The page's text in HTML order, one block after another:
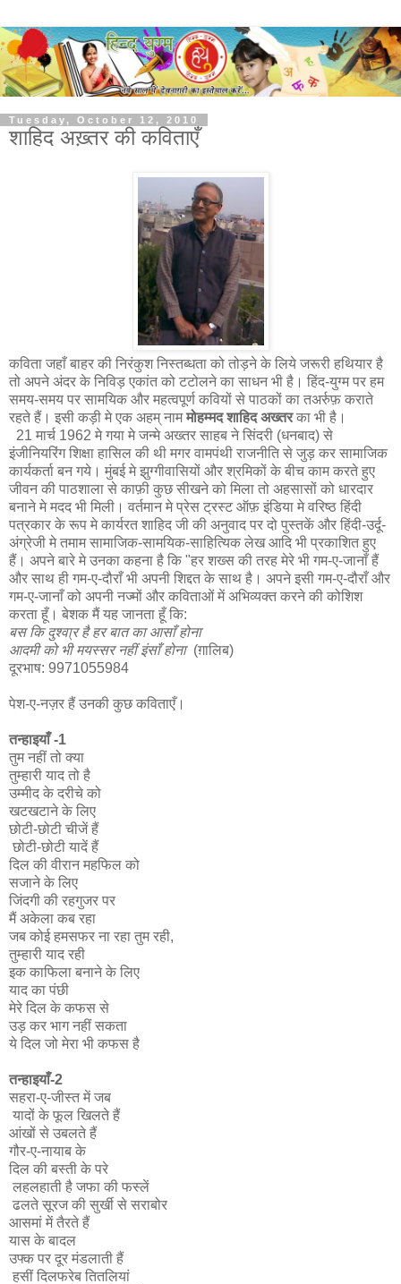
Tuesday, October 12, 2010
शाहिद अख़्तर की कविताएँ
कविता जहाँ बाहर की निरंकुश निस्तब्धता को तोड़ने के लिये जरूरी हथियार है
तो अपने अंदर के निविड़ एकांत को टटोलने का साधन भी है। हिंद-युग्म पर हम
समय-समय पर सामयिक और महत्वपूर्ण कवियों से पाठकों का तअर्रुफ़ कराते
रहते हैं। इसी कड़ी मे एक अहम्‌ नाममोहम्मद शाहिद अख्तरका भी है।
21 मार्च 1962 मे गया मे जन्मे अख्तर साहब ने सिंदरी (धनबाद) से
इंजीनियरिंग शिक्षा हासिल की थी मगर वामपंथी राजनीति से जुड़ कर सामाजिक
कार्यकर्ता बन गये। मुंबई मे झुग्गीवासियों और श्रमिकों के बीच काम करते हुए
जीवन की पाठशाला से काफ़ी कुछ सीखने को मिला तो अहसासों को धारदार
बनाने मे मदद भी मिली। वर्तमान मे प्रेस ट्रस्ट ऑफ़ इंडिया मे वरिष्ठ हिंदी
पत्रकार के रूप मे कार्यरत शाहिद जी की अनुवाद पर दो पुस्तकें और हिंदी-उर्दू-
अंग्रेजी मे तमाम सामाजिक-सामयिक-साहित्यिक लेख आदि भी प्रकाशित हुए
हैं। अपने बारे मे उनका कहना है कि "हर शख्स की तरह मेरे भी गम-ए-जानाँ हैं
और साथ ही गम-ए-दौराँ भी अपनी शिद्दत के साथ है। अपने इसी गम-ए-दौराँ और
गम-ए-जानाँ को अपनी नज्मों और कविताओं में अभिव्यक्त करने की कोशिश
करता हूँ। बेशक मैं यह जानता हूँ कि:
बस कि दुश्वा्र है हर बात का आसाँ होना
आदमी को भी मयस्स‍र नहीं इंसाँ होना (ग़ालिब)
दूरभाष: 9971055984
पेश-ए-नज़र हैं उनकी कुछ कविताएँ।
तन्हाइयाँ -1
तुम नहीं तो क्या
तुम्हारी याद तो है
उम्मीद के दरीचे को
खटखटाने के लिए
छोटी-छोटी चीजें हैं
छोटी-छोटी यादें हैं
दिल की वीरान महफिल को
सजाने के लिए
जिंदगी की रहगुजर पर
मैं अकेला कब रहा
जब कोई हमसफर ना रहा तुम रही,
तुम्हारी याद रही
इक काफिला बनाने के लिए
याद का पंछी
मेरे दिल के कफस से
उड़ कर भाग नहीं सकता
ये दिल जो मेरा भी कफस है
तन्हाइयाँ-2
सहरा-ए-जीस्त में जब
यादों के फूल खिलते हैं
आंखों से उबलते हैं
गौर-ए-नायाब के
दिल की बस्ती के परे
लहलहाती है जफा की फस्लें
ढलते सूरज की सुर्खी से सराबोर
आसमां में तैरते हैं
यास के बादल
उफ्क पर दूर मंडलाती हैं
हसीं दिलफरेब तितलियां